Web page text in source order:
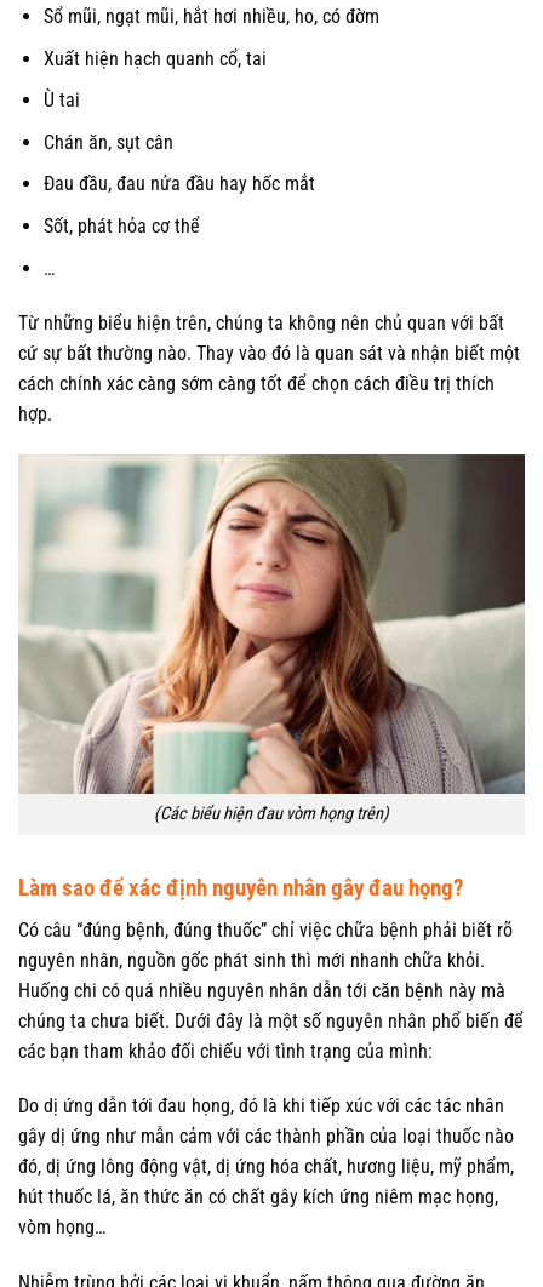
Sổ mũi, ngạt mũi, hắt hơi nhiều, ho, có đờm
Xuất hiện hạch quanh cổ, tai
Ù tai
Chán ăn, sụt cân
Đau đầu, đau nửa đầu hay hốc mắt
Sốt, phát hỏa cơ thể
…
Từ những biểu hiện trên, chúng ta không nên chủ quan với bất
cứ sự bất thường nào. Thay vào đó là quan sát và nhận biết một
cách chính xác càng sớm càng tốt để chọn cách điều trị thích
hợp.
(Các biểu hiện đau vòm họng trên)
Làm sao để xác định nguyên nhân gây đau họng?
Có câu “đúng bệnh, đúng thuốc” chỉ việc chữa bệnh phải biết rõ
nguyên nhân, nguồn gốc phát sinh thì mới nhanh chữa khỏi.
Huống chi có quá nhiều nguyên nhân dẫn tới căn bệnh này mà
chúng ta chưa biết. Dưới đây là một số nguyên nhân phổ biến để
các bạn tham khảo đối chiếu với tình trạng của mình:
Do dị ứng dẫn tới đau họng, đó là khi tiếp xúc với các tác nhân
gây dị ứng như mẫn cảm với các thành phần của loại thuốc nào
đó, dị ứng lông động vật, dị ứng hóa chất, hương liệu, mỹ phẩm,
hút thuốc lá, ăn thức ăn có chất gây kích ứng niêm mạc họng,
vòm họng…